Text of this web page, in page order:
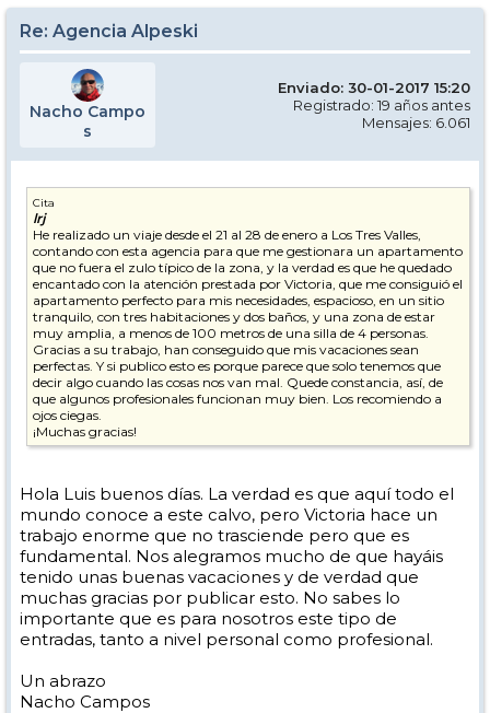
Re: Agencia Alpeski
Nacho Campo
s
Enviado: 30-01-2017 15:20
Registrado: 19 años antes
Mensajes: 6.061
Cita
lrj
He realizado un viaje desde el 21 al 28 de enero a Los Tres Valles,
contando con esta agencia para que me gestionara un apartamento
que no fuera el zulo típico de la zona, y la verdad es que he quedado
encantado con la atención prestada por Victoria, que me consiguió el
apartamento perfecto para mis necesidades, espacioso, en un sitio
tranquilo, con tres habitaciones y dos baños, y una zona de estar
muy amplia, a menos de 100 metros de una silla de 4 personas.
Gracias a su trabajo, han conseguido que mis vacaciones sean
perfectas. Y si publico esto es porque parece que solo tenemos que
decir algo cuando las cosas nos van mal. Quede constancia, así, de
que algunos profesionales funcionan muy bien. Los recomiendo a
ojos ciegas.
¡Muchas gracias!
Hola Luis buenos días. La verdad es que aquí todo el
mundo conoce a este calvo, pero Victoria hace un
trabajo enorme que no trasciende pero que es
fundamental. Nos alegramos mucho de que hayáis
tenido unas buenas vacaciones y de verdad que
muchas gracias por publicar esto. No sabes lo
importante que es para nosotros este tipo de
entradas, tanto a nivel personal como profesional.
Un abrazo
Nacho Campos